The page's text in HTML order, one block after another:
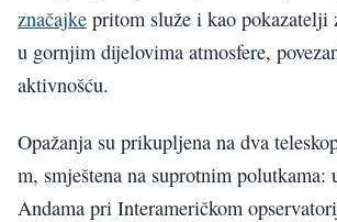
značajke pritom služe i kao pokazatelji
u gornjim dijelovima atmosfere,
aktivnošću.
Opažanja su prikupljena na dva
m, smještena na suprotnim polutkama:
Andama pri Interameričkom